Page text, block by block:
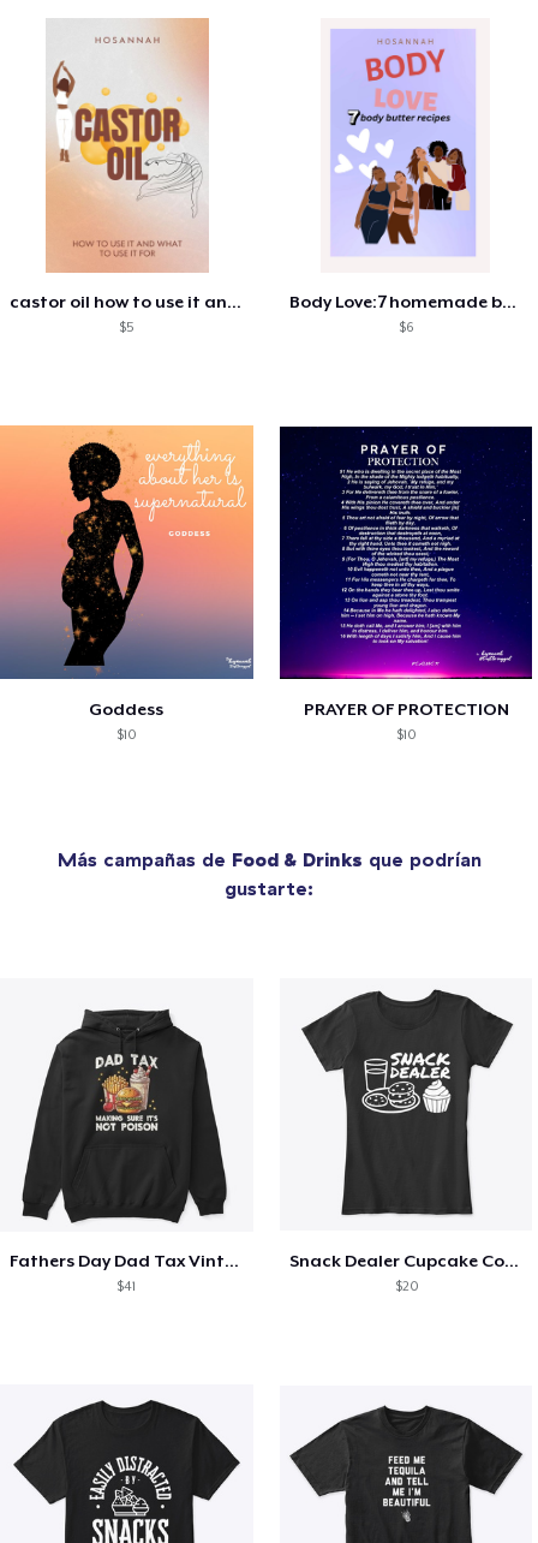
castor oil how to use it and...
$5
Body Love:7 homemade body butter recipes
$6
Goddess
$10
PRAYER OF PROTECTION
$10
Más campañas de Food & Drinks que podrían
gustarte:
Fathers Day Dad Tax Vintage Papa T-Shirt
$41
Snack Dealer Cupcake Cookie and Milk
$20